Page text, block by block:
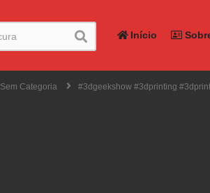
Início
Sem Categoria #3dgeekshow #3dprinting